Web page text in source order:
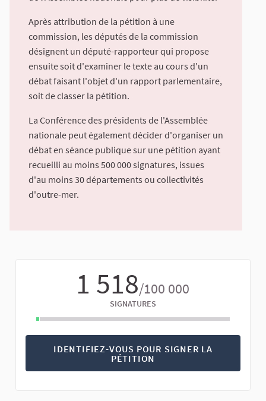
Après attribution de la pétition à une
commission, les députés de la commission
désignent un député-rapporteur qui propose
ensuite soit d'examiner le texte au cours d'un
débat faisant l'objet d'un rapport parlementaire,
soit de classer la pétition.
La Conférence des présidents de l'Assemblée
nationale peut également décider d'organiser un
débat en séance publique sur une pétition ayant
recueilli au moins 500 000 signatures, issues
d'au moins 30 départements ou collectivités
d'outre-mer.
1 518/100 000
SIGNATURES
IDENTIFIEZ-VOUS POUR SIGNER LA
PÉTITION